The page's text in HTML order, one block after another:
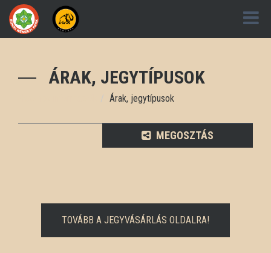
ÁRAK, JEGYTÍPUSOK
Árak, jegytípusok
MEGOSZTÁS
TOVÁBB A JEGYVÁSÁRLÁS OLDALRA!